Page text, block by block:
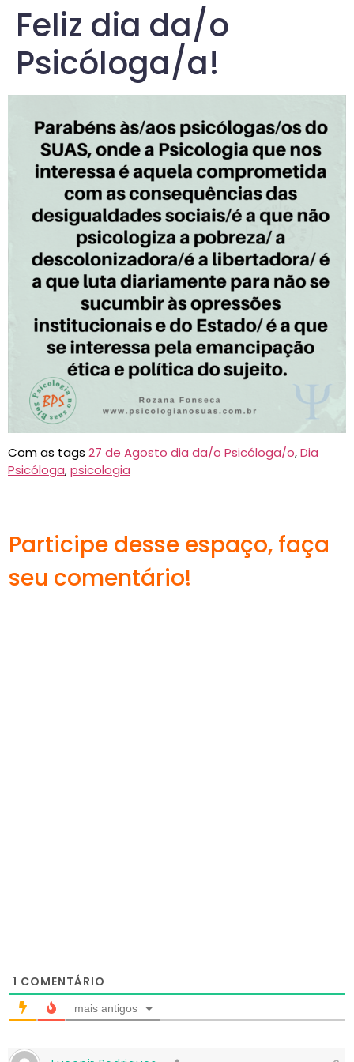
Feliz dia da/o
Psicóloga/a!
Com as tags 27 de Agosto dia da/o Psicóloga/o,Dia
Psicóloga,psicologia
Participe desse espaço, faça
seu comentário!
1 COMENTÁRIO
mais antigos